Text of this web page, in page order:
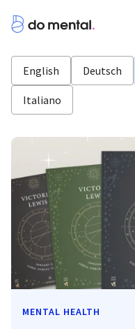
English Deutsch
Italiano
MENTAL HEALTH